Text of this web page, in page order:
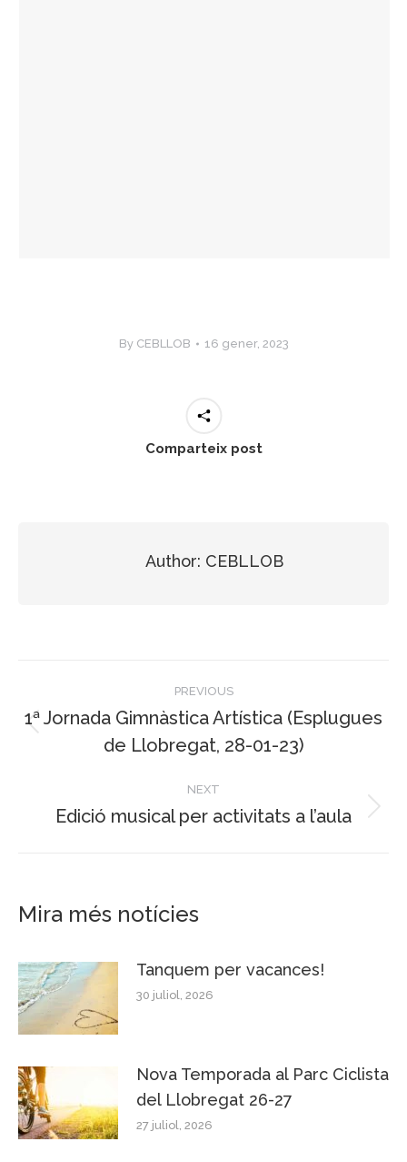
By CEBLLOB 16 gener, 2023
Comparteix post
Author: CEBLLOB
navigation
PREVIOUS
post:
1ª Jornada Gimnàstica Artística (Esplugues
de Llobregat, 28-01-23)
NEXT
Next
Edició musical per activitats a l’aula
Mira més notícies
Tanquem per vacances!
30 juliol, 2026
Nova Temporada al Parc Ciclista
del Llobregat 26-27
27 juliol, 2026